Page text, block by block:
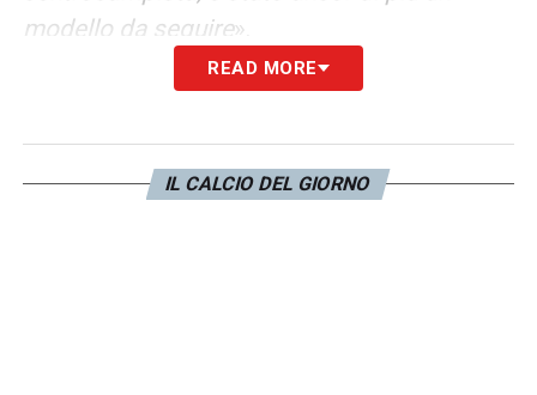
modello da seguire».
CARATTERISTICHE E MOMENTI IN CAMPO
di gioco. Le cose che mi piace fare in campo
sono i momenti in cui abbiamo palla,
READ MORE
IL CALCIO DEL GIORNO